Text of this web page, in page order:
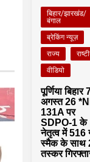
बिहार/झारखंड/
बंगाल
ब्रेकिंग न्यूज़
राज्य
वीडियो
पूर्णिया बिहार
अगस्त 26
131A पर
SDPO-1 के
नेतृत्व में 516
स्मैक के साथ
तस्कर